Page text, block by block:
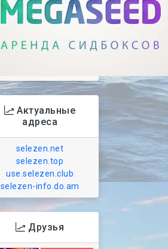
Актуальные
адреса
selezen.net
selezen.top
use.selezen.club
selezen-info.do.am
Друзья